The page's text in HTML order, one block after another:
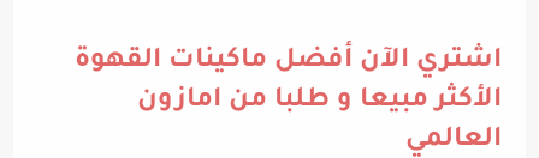
اشتري الآن أفضل ماكينات القهوة
الأكثر مبيعا و طلبا من امازون
العالمي